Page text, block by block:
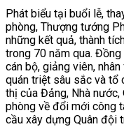
Phát biểu tại buổi lễ,
phòng, Thượng tướng
những kết quả, thành
trong 70 năm qua.
cán bộ, giảng viên,
quán triệt sâu sắc và tổ
thị của Đảng, Nhà nước,
phòng về đổi mới công
cầu xây dựng Quân đội